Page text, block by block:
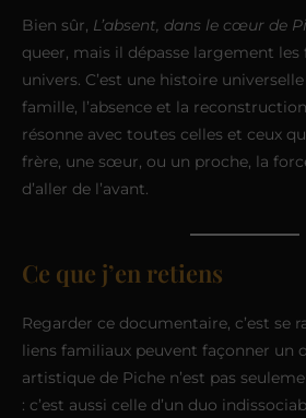
Bien sûr, L’absent, dans le cœur de
queer, mais il dépasse largement
univers. C’est une histoire
famille, l’absence et la
résonne avec toutes celles et ceux
frère, une sœur, ou un proche, la
d’aller de l’avant.
Ce que j’en retiens
Regarder ce documentaire, c’est se
liens familiaux peuvent façonner un
artistique de Piche n’est pas
: c’est aussi celle d’un duo